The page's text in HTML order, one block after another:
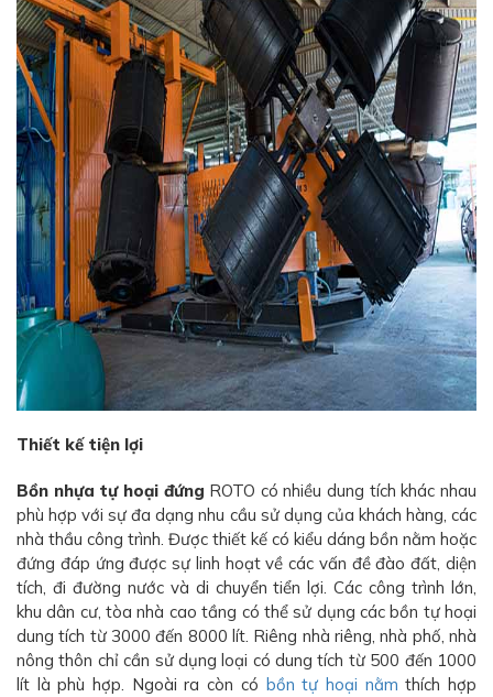
Thiết kế tiện lợi
Bồn nhựa tự hoại đứng ROTO có nhiều dung tích khác nhau
phù hợp với sự đa dạng nhu cầu sử dụng của khách hàng, các
nhà thầu công trình. Được thiết kế có kiểu dáng bồn nằm hoặc
đứng đáp ứng được sự linh hoạt về các vấn đề đào đất, diện
tích, đi đường nước và di chuyển tiển lợi. Các công trình lớn,
khu dân cư, tòa nhà cao tầng có thể sử dụng các bồn tự hoại
dung tích từ 3000 đến 8000 lít. Riêng nhà riêng, nhà phố, nhà
nông thôn chỉ cần sử dụng loại có dung tích từ 500 đến 1000
lít là phù hợp. Ngoài ra còn có bồn tự hoại nằm thích hợp